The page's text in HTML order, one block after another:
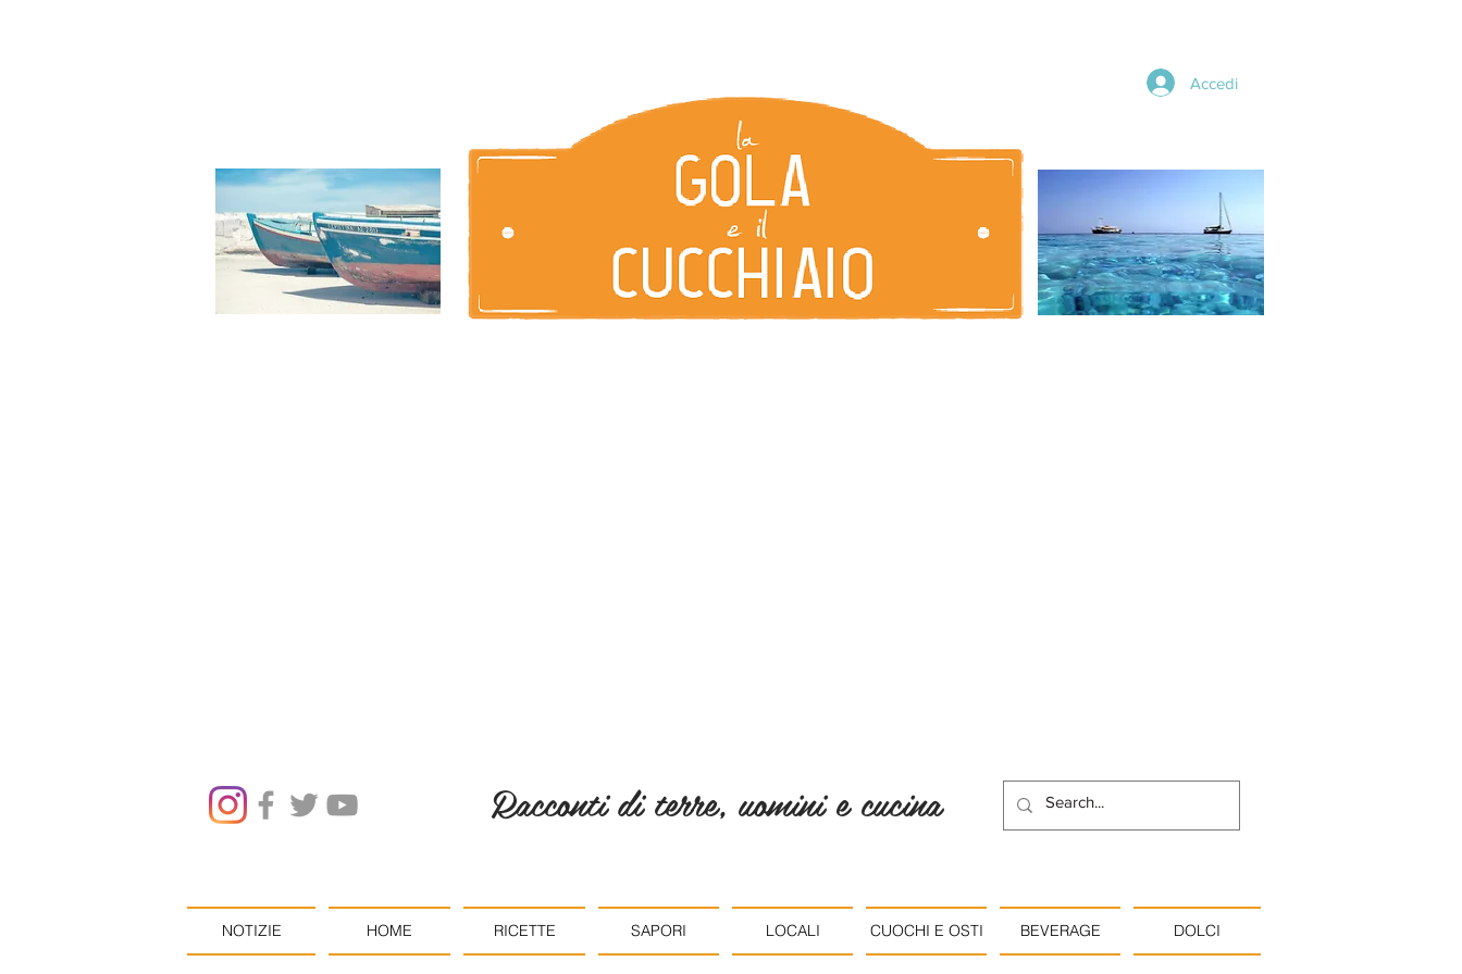
Accedi
Racconti di terre, uomini e cucina
NOTIZIE HOME RICETTE SAPORI LOCALI CUOCHI E OSTI BEVERAGE DOLCI